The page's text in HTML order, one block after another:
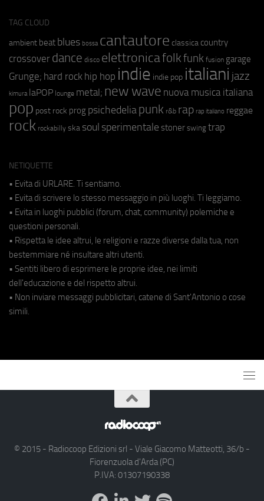
TAG CLOUD
ambient beat blues bossa cantautore classica country
crossover dance disco elettronicafolkfunk fusion garage
Grunge; hard rock hip hop indie indie pop italiani jazz
kimura laPOP lounge metal; new wave nuova musica italiana
pop post rock prog psichedeliapunk r&b rap rap italiano reggae
rock rockabilly ska soul sperimentale stoner swing trap
NETIQUETTE
• Evita di URLARE. Ti sentiamo.
• Evita di scrivere lo stesso messaggio in più luoghi. Ti leggiamo.
• Evita in luoghi pubblici (forum, chat, community) polemiche e
questioni personali.
• Rispetta le idee altrui, le religioni e razze diverse dalla tua, non
bestemmiare né insultare altri utenti.
• Sentiti libero di esprimere le proprie idee, nei limiti
dell'educazione e del rispetto altrui.
• Non inviare messaggi pubblicitari, catene di Sant'Antonio o cose
simili.
© 2015 - Radiocoop Edizioni srl - Viale Giacomo Matteotti, 36/b -
Fiorenzuola d'Arda (PC)
P.IVA: 01307190338